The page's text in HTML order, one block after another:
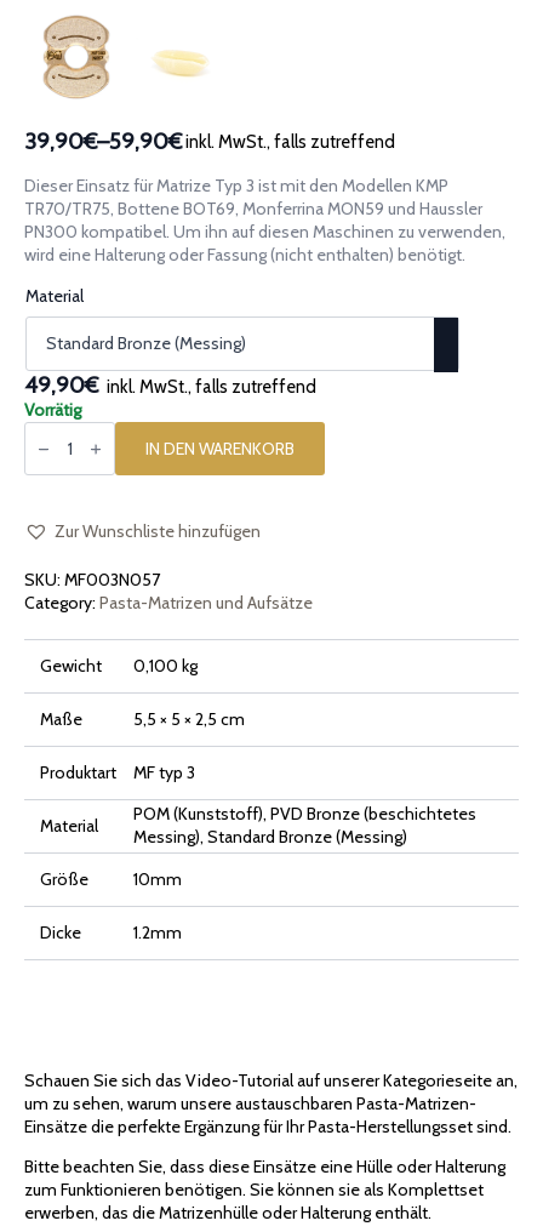
39,90€–59,90€
Preisspanne:
39,90€
bis
59,90€
inkl. MwSt., falls zutreffend
Dieser Einsatz für Matrize Typ 3 ist mit den Modellen KMP
TR70/TR75, Bottene BOT69, Monferrina MON59 und Haussler
PN300 kompatibel. Um ihn auf diesen Maschinen zu verwenden,
wird eine Halterung oder Fassung (nicht enthalten) benötigt.
Material
49,90€ inkl. MwSt., falls zutreffend
Vorrätig
Pasta-
Einsatz
3]
IN DEN WARENKORB
Zur Wunschliste hinzufügen
SKU: MF003N057
Category: Pasta-Matrizen und Aufsätze
Gewicht 0,100 kg
Maße 5,5 × 5 × 2,5 cm
Produktart MF typ 3
Material
POM (Kunststoff), PVD Bronze (beschichtetes
Messing), Standard Bronze (Messing)
Größe
10mm
Dicke 1.2mm
Schauen Sie sich das Video-Tutorial auf unserer Kategorieseite an,
um zu sehen, warum unsere austauschbaren Pasta-Matrizen-
Einsätze die perfekte Ergänzung für Ihr Pasta-Herstellungsset sind.
Bitte beachten Sie, dass diese Einsätze eine Hülle oder Halterung
zum Funktionieren benötigen. Sie können sie als Komplettset
erwerben, das die Matrizenhülle oder Halterung enthält.